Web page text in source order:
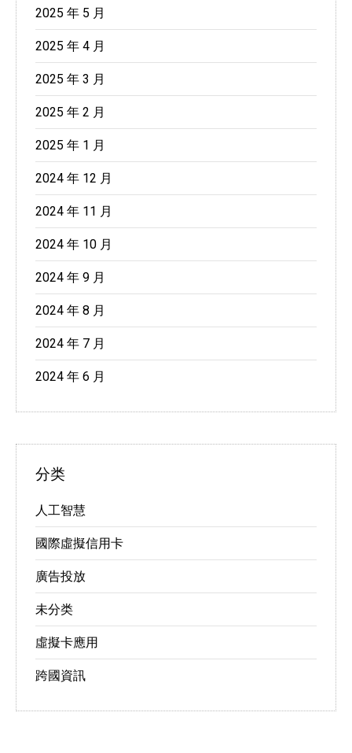
2025 年 5 月
2025 年 4 月
2025 年 3 月
2025 年 2 月
2025 年 1 月
2024 年 12 月
2024 年 11 月
2024 年 10 月
2024 年 9 月
2024 年 8 月
2024 年 7 月
2024 年 6 月
分类
人工智慧
國際虛擬信用卡
廣告投放
未分类
虛擬卡應用
跨國資訊